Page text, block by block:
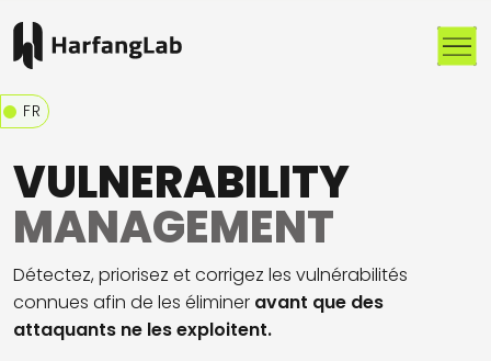
FR
VULNERABILITY
MANAGEMENT
Détectez, priorisez et corrigez les vulnérabilités
connues afin de les éliminer avant que des
attaquants ne les exploitent.